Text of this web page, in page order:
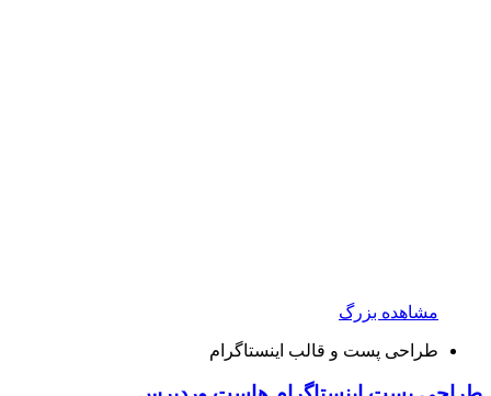
مشاهده بزرگ
طراحی پست و قالب اینستاگرام